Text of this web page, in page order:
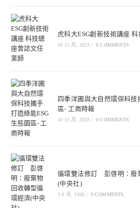
虎科大ESG創新技術講座
10 11 月, 2023 / 0 COMMENTS
四季洋圃與大自然環保科技
區- 工商時報
10 11 月, 2023 / 0 COMMENTS
循環雙法修訂 彭啓明：廢
(中央社)
5 8 月, 2026 / 0 COMMENTS